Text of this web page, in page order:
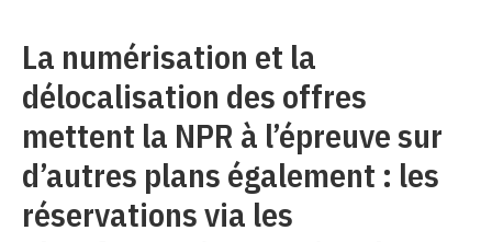
La numérisation et la
délocalisation des offres
mettent la NPR à l’épreuve sur
d’autres plans également : les
réservations via les